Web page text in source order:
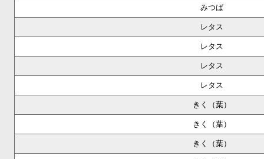
みつば
レタス
レタス
レタス
レタス
きく（葉）
きく（葉）
きく（葉）